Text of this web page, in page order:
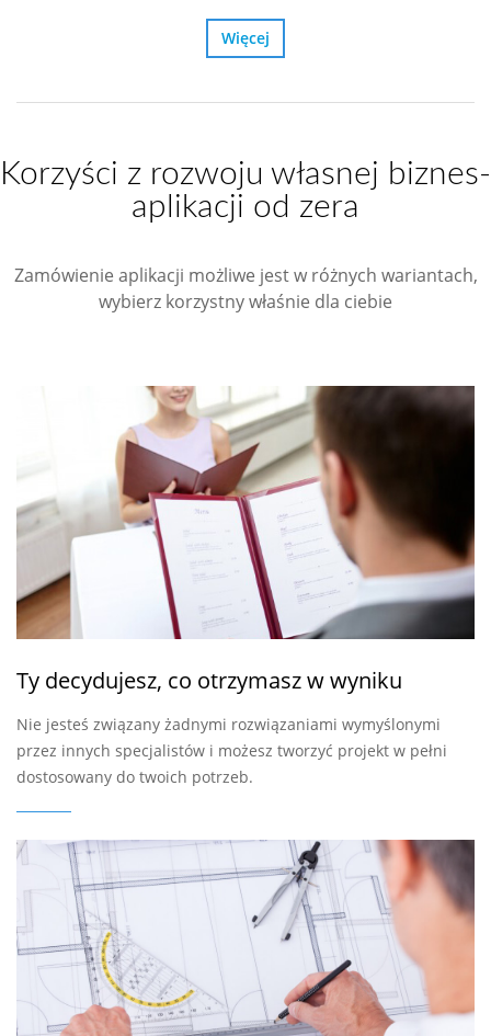
Więcej
Korzyści z rozwoju własnej biznes-
aplikacji od zera
Zamówienie aplikacji możliwe jest w różnych wariantach,
wybierz korzystny właśnie dla ciebie
Ty decydujesz, co otrzymasz w wyniku
Nie jesteś związany żadnymi rozwiązaniami wymyślonymi
przez innych specjalistów i możesz tworzyć projekt w pełni
dostosowany do twoich potrzeb.